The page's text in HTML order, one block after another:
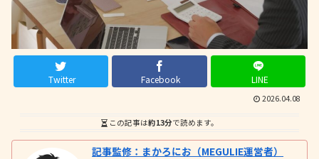
Twitter Facebook LINE
2026.04.08
この記事は約13分で読めます。
記事監修：まかろにお（MEGULIE運営者）